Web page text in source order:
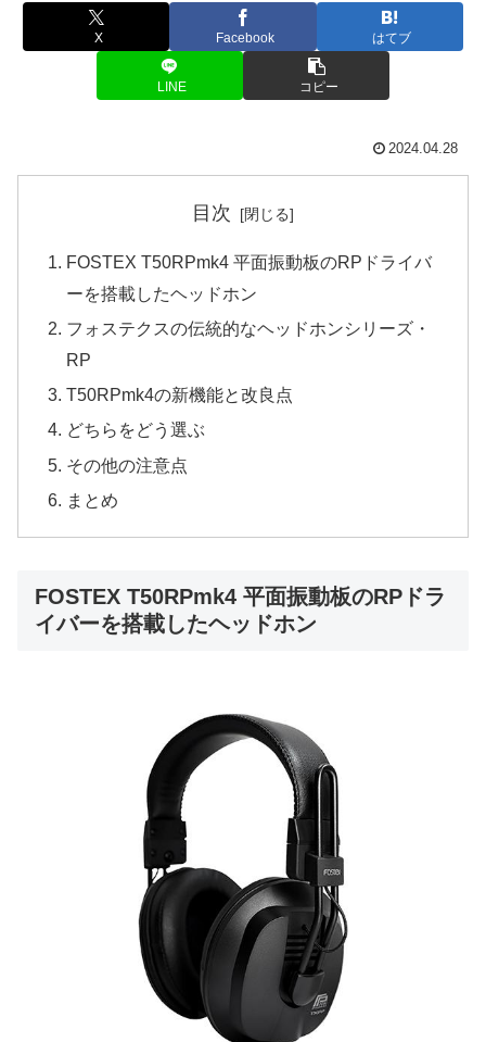
X Facebook はてブ
LINE コピー
2024.04.28
目次
FOSTEX T50RPmk4 平面振動板のRPドライバ
ーを搭載したヘッドホン
フォステクスの伝統的なヘッドホンシリーズ・
RP
T50RPmk4の新機能と改良点
どちらをどう選ぶ
その他の注意点
まとめ
FOSTEX T50RPmk4 平面振動板のRPドラ
イバーを搭載したヘッドホン